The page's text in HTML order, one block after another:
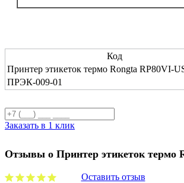
Код
Принтер этикеток термо Rongta RP80VI-
ПРЭК-009-01
Заказать в 1 клик
Отзывы о Принтер этикеток термо
Оставить отзыв